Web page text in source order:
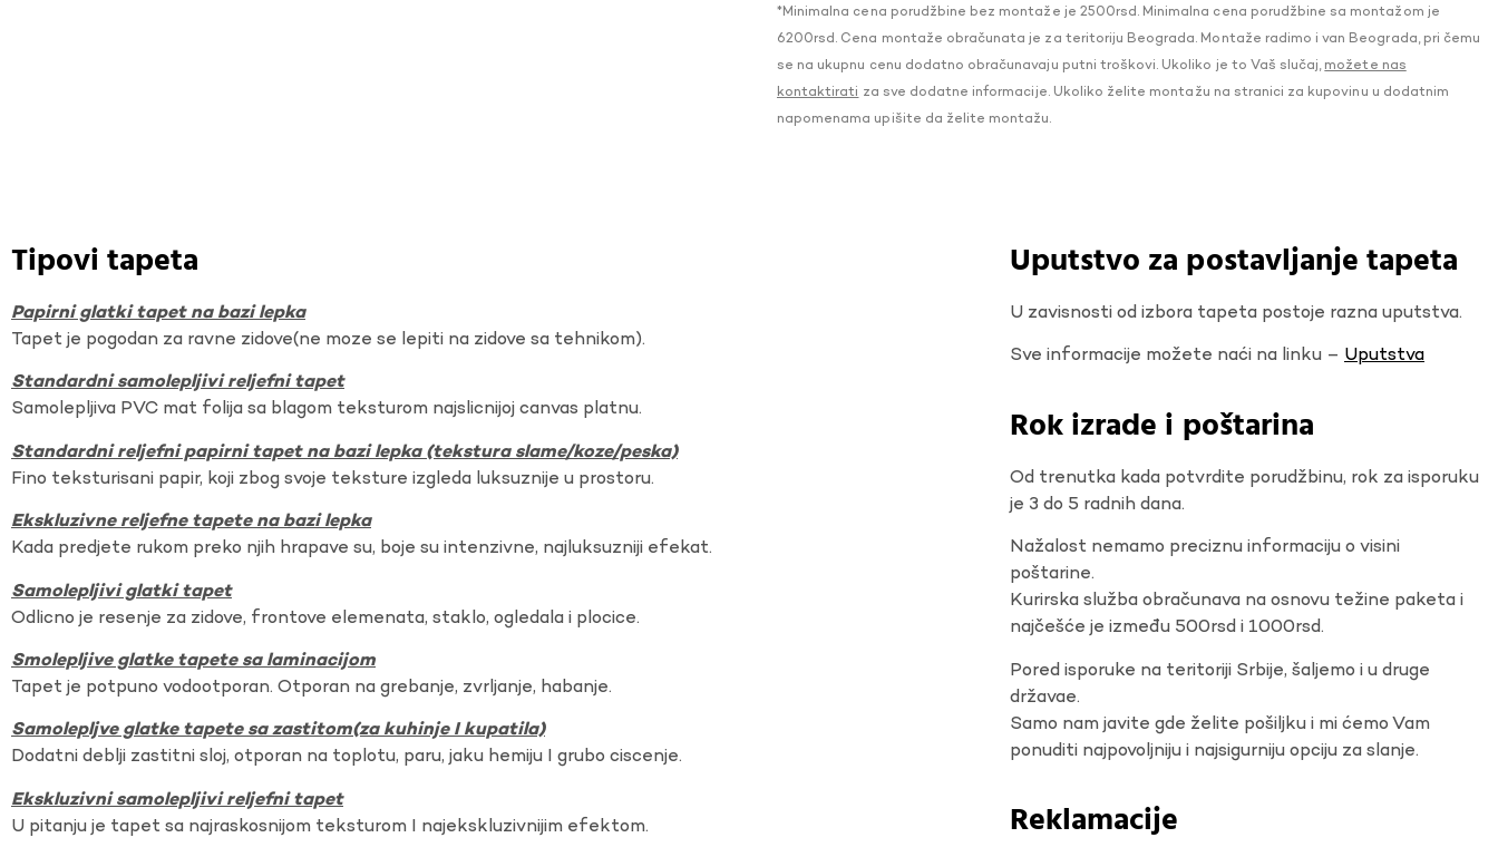
*Minimalna cena porudžbine bez montaže je 2500rsd. Minimalna cena porudžbine sa montažom je
6200rsd. Cena montaže obračunata je za teritoriju Beograda. Montaže radimo i van Beograda, pri čemu
se na ukupnu cenu dodatno obračunavaju putni troškovi. Ukoliko je to Vaš slučaj, možete nas
kontaktirati za sve dodatne informacije. Ukoliko želite montažu na stranici za kupovinu u dodatnim
napomenama upišite da želite montažu.
Tipovi tapeta
Papirni glatki tapet na bazi lepka
Tapet je pogodan za ravne zidove(ne moze se lepiti na zidove sa tehnikom).
Standardni samolepljivi reljefni tapet
Samolepljiva PVC mat folija sa blagom teksturom najslicnijoj canvas platnu.
Standardni reljefni papirni tapet na bazi lepka (tekstura slame/koze/peska)
Fino teksturisani papir, koji zbog svoje teksture izgleda luksuznije u prostoru.
Ekskluzivne reljefne tapete na bazi lepka
Kada predjete rukom preko njih hrapave su, boje su intenzivne, najluksuzniji efekat.
Samolepljivi glatki tapet
Odlicno je resenje za zidove, frontove elemenata, staklo, ogledala i plocice.
Smolepljive glatke tapete sa laminacijom
Tapet je potpuno vodootporan. Otporan na grebanje, zvrljanje, habanje.
Samolepljve glatke tapete sa zastitom(za kuhinje I kupatila)
Dodatni deblji zastitni sloj, otporan na toplotu, paru, jaku hemiju I grubo ciscenje.
Ekskluzivni samolepljivi reljefni tapet
U pitanju je tapet sa najraskosnijom teksturom I najekskluzivnijim efektom.
Uputstvo za postavljanje tapeta
U zavisnosti od izbora tapeta postoje razna uputstva.
Sve informacije možete naći na linku – Uputstva
Rok izrade i poštarina
Od trenutka kada potvrdite porudžbinu, rok za isporuku
je 3 do 5 radnih dana.
Nažalost nemamo preciznu informaciju o visini
poštarine.
Kurirska služba obračunava na osnovu težine paketa i
najčešće je između 500rsd i 1000rsd.
Pored isporuke na teritoriji Srbije, šaljemo i u druge
državae.
Samo nam javite gde želite pošiljku i mi ćemo Vam
ponuditi najpovoljniju i najsigurniju opciju za slanje.
Reklamacije